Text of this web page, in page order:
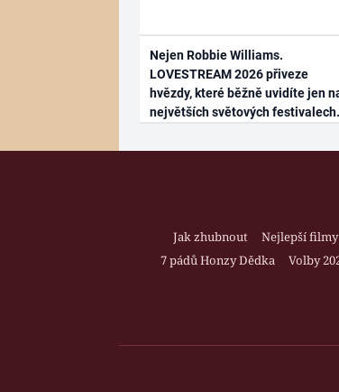
Nejen Robbie Williams.
LOVESTREAM 2026 přiveze
hvězdy, které běžně uvidíte jen
největších světových festivalech
Jak zhubnout Nejlepší filmy
7 pádů Honzy Dědka
Volby